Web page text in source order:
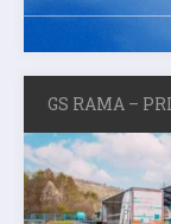
GS RAMA –